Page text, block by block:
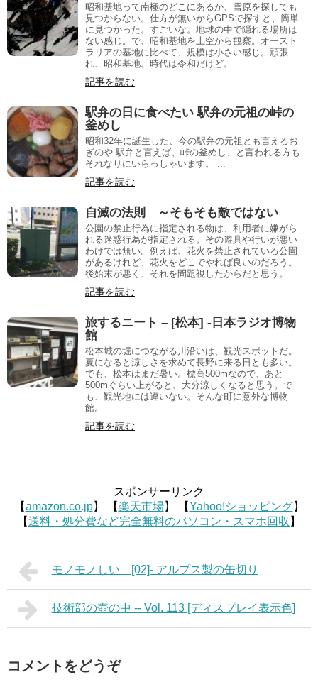
昭和基地って南極のどこにあるか、雪原を探しても
見つからない。仕方が無いからGPSで探すと、簡単
に見つかった。すごいな。地球の中で隠れる場所は
ない感じ。で、昭和基地を上空から観察。オースト
ラリアの基地に比べて、規模は小さい感じ。頑張
れ、昭和基地。時代は令和だけど。
記事を読む
駅弁の日に食べたい 駅弁の元祖の峠の
釜めし
昭和32年に誕生した、今の駅弁の元祖とも言えるお
ぎのや 駅弁と言えば、峠の釜めし、と言われる方も
それなりにいらっしゃいます。 ...
記事を読む
自滅の法則 ～そもそも敵ではない
公園の禁止行為に指定される物は、利用者に嫌がら
れる迷惑行為が指定される。その遊具や行いが悪い
わけでは無い。例えば、花火を禁止されている公園
があるけれど、花火をどこでやれば良いのだろう。
後始末が悪く、それを問題視したからだと思う。
記事を読む
旅するニート – [松本] -日本ラジオ博物
館
松本城の堀につながる川沿いは、観光スポットだ。
夏になると涼しさを求めて長野に来る日とも多い。
でも、松本はまだ暑い。標高500mなので、あと
500mぐらい上がると、大分涼しくなると思う。で
も、観光地には違いない。そんな町に意外な博物
館。
記事を読む
スポンサーリンク
【amazon.co.jp】 【楽天市場】 【Yahoo!ショッピング】
【送料・処分費など完全無料のパソコン・スマホ回収 】
モノモノしい [02]- アルプス製の缶切り
技術部の壺の中 -- Vol. 113 [ディスプレイ表示色]
コメントをどうぞ